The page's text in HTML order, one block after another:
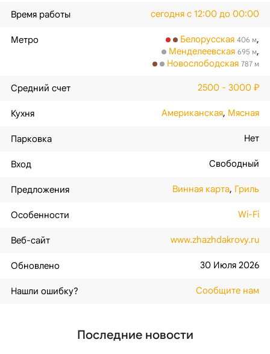
Время работы сегодня с 12:00 до 00:00
Метро Белорусская 406 м,
Менделеевская 695 м,
Новослободская 787 м
Средний счет 2500 - 3000 ₽
Кухня Американская, Мясная
Парковка Нет
Вход Свободный
Предложения Винная карта, Гриль
Особенности Wi-Fi
Веб-сайт www.zhazhdakrovy.ru
Обновлено 30 Июля 2026
Нашли ошибку? Сообщите нам
Последние новости